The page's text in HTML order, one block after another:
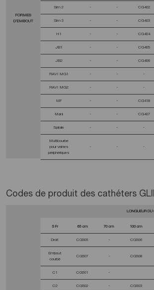
FORMES
D’EMBOUT
Sim 2 - - CG402
Sim 3 - - CG403
H1 - - CG404
JB1 - - CG405
JB2 - - CG406
RAVI MG1 - - -
RAVI MG2 - - -
MF - - CG418
Mani - - CG407
Spirale - - -
Multicourbe
pour veines
périphériques
- - -
Codes de produit des cathéters
LONGUEUR DU
5 Fr 65 cm 70 cm 100 cm
Droit CG505 - CG506
Embout
courbé
CG507 - CG508
C1 CG501 -
C2 CG502 - CG503